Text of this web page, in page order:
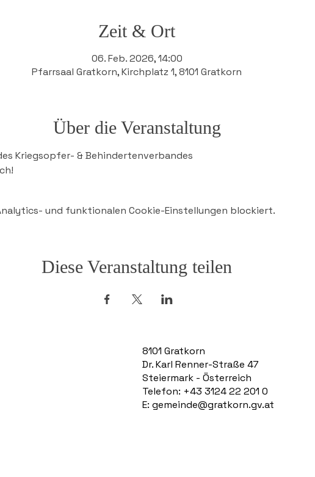
Zeit & Ort
06. Feb. 2026, 14:00
Pfarrsaal Gratkorn, Kirchplatz 1, 8101 Gratkorn
Über die Veranstaltung
Kriegsopfer- & Behindertenverbandes
und funktionalen Cookie-Einstellungen blockiert.
Diese Veranstaltung teilen
8101 Gratkorn
Dr. Karl Renner-Straße 47
Steiermark - Österreich
Telefon: +43 3124 22 201 0
E: gemeinde@gratkorn.gv.at